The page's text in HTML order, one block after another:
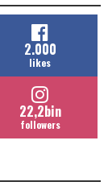
2.000
likes
22,2bin
followers